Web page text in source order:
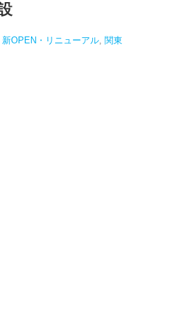
新OPEN・リニューアル, 関東